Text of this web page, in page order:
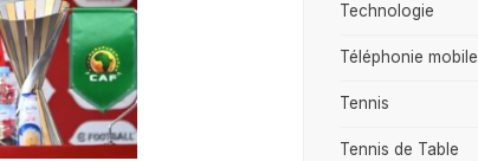
Technologie
Téléphonie mobile
Tennis
Tennis de Table